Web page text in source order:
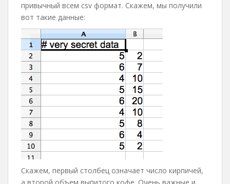
привычный всем csv формат. Скажем, мы получили
вот такие данные:
Скажем, первый столбец означает число кирпичей,